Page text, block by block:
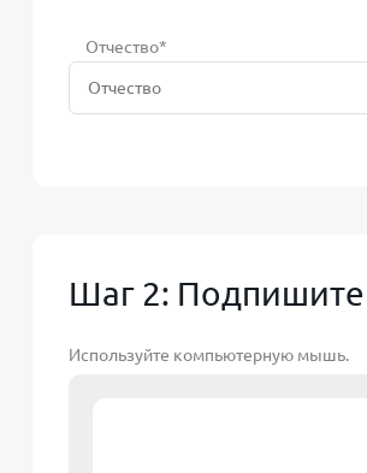
Отчество*
Шаг 2:
Используйте компьютерную мышь.